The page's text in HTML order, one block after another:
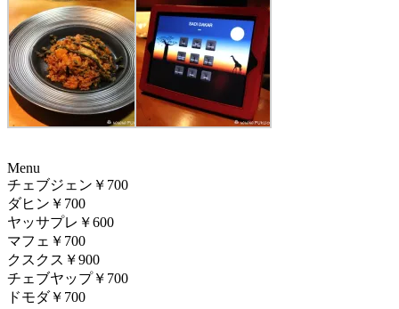
Menu
チェブジェン￥700
ダヒン￥700
ヤッサプレ￥600
マフェ￥700
クスクス￥900
チェブヤップ￥700
ドモダ￥700